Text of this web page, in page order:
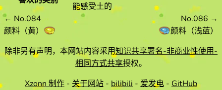
能感受土的
← No.084
颜料（黄）
No.086 →
颜料（浅蓝）
除非另有声明，本网站内容采用知识共享署名-非商业性使用-
相同方式共享授权。
Xzonn 制作 - 关于网站 - bilibili - 爱发电 - GitHub